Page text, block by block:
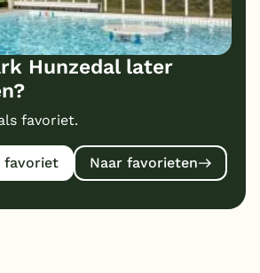
Hunzedal later
favoriet.
favoriet Naar favorieten